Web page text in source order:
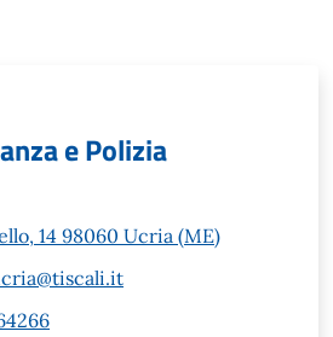
e Polizia
14 98060 Ucria (ME)